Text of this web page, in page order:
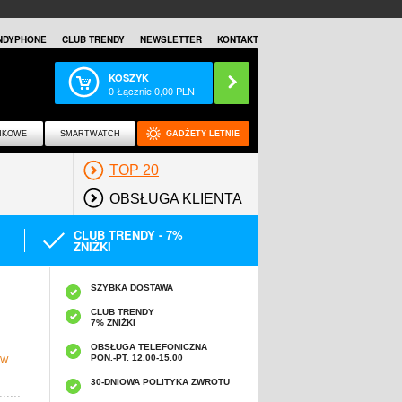
CLUB TRENDY NEWSLETTER KONTAKT
KOSZYK
0Łącznie0,00 PLN
SMARTWATCH GADŻETY LETNIE
TOP 20
OBSŁUGA KLIENTA
CLUB TRENDY - 7%
ZNIŻKI
SZYBKA DOSTAWA
CLUB TRENDY
7% ZNIŻKI
OBSŁUGA TELEFONICZNA
PON.-PT. 12.00-15.00
30-DNIOWA POLITYKA ZWROTU